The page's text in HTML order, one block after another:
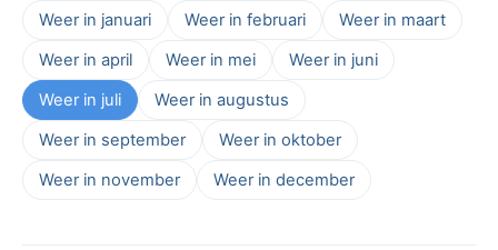
Weer in januari Weer in februari
Weer in maart
Weer in april
Weer in mei
Weer in juni
Weer in juli
Weer in augustus
Weer in september
Weer in oktober
Weer in november
Weer in december